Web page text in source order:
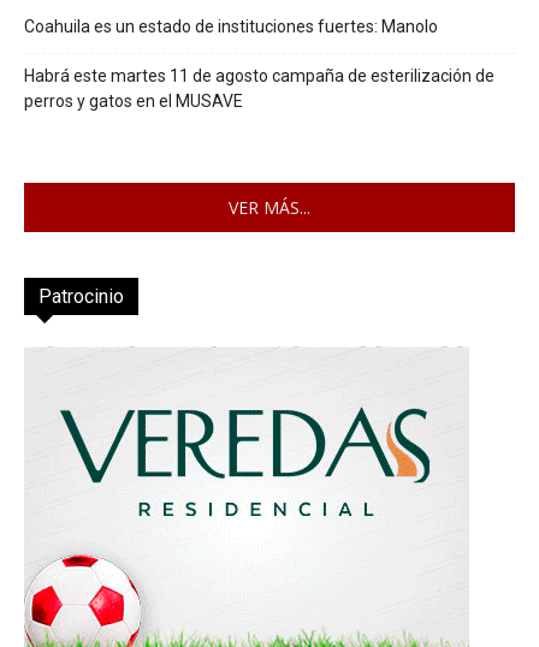
Coahuila es un estado de instituciones fuertes: Manolo
Habrá este martes 11 de agosto campaña de esterilización de
perros y gatos en el MUSAVE
VER MÁS...
Patrocinio